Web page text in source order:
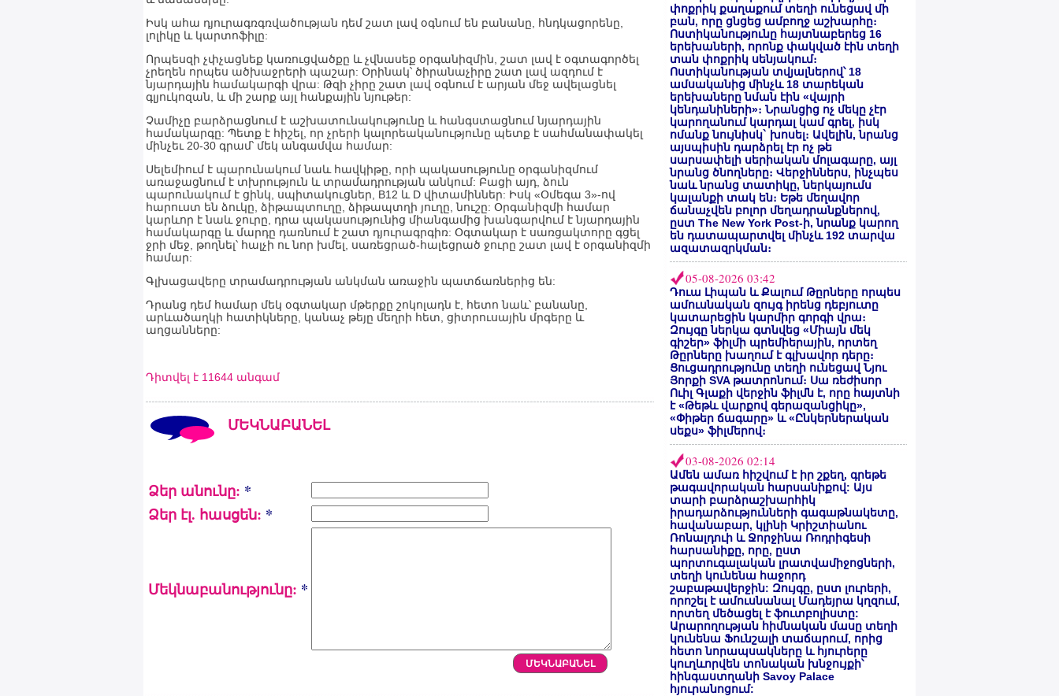
Իսկ ահա դյուրագռգռվածության դեմ շատ լավ օգնում են բանանը, հնդկացորենը,
լոլիկը և կարտոֆիլը:
Որպեսզի չփչացնեք կառուցվածքը և չվնասեք օրգանիզմին, շատ լավ է օգտագործել
չրեղեն որպես ածխաջրերի պաշար: Օրինակ՝ ծիրանաչիրը շատ լավ ազդում է
նյարդային համակարգի վրա: Թզի չիրը շատ լավ օգնում է արյան մեջ ավելացնել
գլյուկոզան, և մի շարք այլ հանքային նյութեր:
Չամիչը բարձրացնում է աշխատունակությունը և հանգստացնում նյարդային
համակարգը: Պետք է հիշել, որ չրերի կալորեականությունը պետք է սահմանափակել
մինչեւ 20-30 գրամ՝ մեկ անգամվա համար:
Սելեմիում է պարունակում նաև հավկիթը, որի պակասությունը օրգանիզմում
առաջացնում է տխրություն և տրամադրության անկում: Բացի այդ, ձուն
պարունակում է ցինկ, սպիտակուցներ, В12 և D վիտամիններ: Իսկ «Օմեգա 3»-ով
հարուստ են ձուկը, ձիթապտուղը, ձիթապտղի յուղը, նուշը: Օրգանիզմի համար
կարևոր է նաև ջուրը, դրա պակասությունից միանգամից խանգարվում է նյարդային
համակարգը և մարդը դառնում է շատ դյուրագրգիռ: Օգտակար է սառցակտորը գցել
ջրի մեջ, թողնել՝ հալչի ու նոր խմել, սառեցրած-հալեցրած ջուրը շատ լավ է օրգանիզմի
համար:
Գլխացավերը տրամադրության անկման առաջին պատճառներից են:
Դրանց դեմ համար մեկ օգտակար մթերքը շոկոլադն է, հետո նաև՝ բանանը,
արևածաղկի հատիկները, կանաչ թեյը մեղրի հետ, ցիտրուսային մրգերը և
աղցանները:
Դիտվել է 11644 անգամ
ՄԵԿՆԱԲԱՆԵԼ
Ձեր անունը: *
Ձեր էլ. հասցեն: *
Մեկնաբանությունը: *
փոքրիկ քաղաքում տեղի ունեցավ մի
բան, որը ցնցեց ամբողջ աշխարհը։
Ոստիկանությունը հայտնաբերեց 16
երեխաների, որոնք փակված էին տեղի
տան փոքրիկ սենյակում։
Ոստիկանության տվյալներով՝ 18
ամսականից մինչև 18 տարեկան
երեխաները նման էին «վայրի
կենդանիների»։ Նրանցից ոչ մեկը չէր
կարողանում կարդալ կամ գրել, իսկ
ոմանք նույնիսկ` խոսել։ Ավելին, նրանց
այսպիսին դարձրել էր ոչ թե
սարսափելի սերիական մոլագարը, այլ
նրանց ծնողները։ Վերջիններս, ինչպես
նաև նրանց տատիկը, ներկայումս
կալանքի տակ են։ Եթե մեղավոր
ճանաչվեն բոլոր մեղադրանքներով,
ըստ The New York Post-ի, նրանք կարող
են դատապարտվել մինչև 192 տարվա
ազատազրկման։
05-08-2026 03:42
Դուա Լիպան և Քալում Թըրները որպես
ամուսնական զույգ իրենց դեբյուտը
կատարեցին կարմիր գորգի վրա։
Զույգը ներկա գտնվեց «Միայն մեկ
գիշեր» ֆիլմի պրեմիերային, որտեղ
Թըրները խաղում է գլխավոր դերը։
Ցուցադրությունը տեղի ունեցավ Նյու
Յորքի SVA թատրոնում։ Սա ռեժիսոր
Ուիլ Գլաքի վերջին ֆիլմն է, որը հայտնի
է «Թեթև վարքով գերազանցիկը»,
«Փիթեր ճագարը» և «Ընկերներական
սեքս» ֆիլմերով։
03-08-2026 02:14
Ամեն ամառ հիշվում է իր շքեղ, գրեթե
թագավորական հարսանիքով: Այս
տարի բարձրաշխարհիկ
իրադարձությունների գագաթնակետը,
հավանաբար, կլինի Կրիշտիանու
Ռոնալդուի և Ջորջինա Ռոդրիգեսի
հարսանիքը, որը, ըստ
պորտուգալական լրատվամիջոցների,
տեղի կունենա հաջորդ
շաբաթավերջին: Զույգը, ըստ լուրերի,
որոշել է ամուսնանալ Մադեյրա կղզում,
որտեղ մեծացել է ֆուտբոլիստը:
Արարողության հիմնական մասը տեղի
կունենա Ֆունշալի տաճարում, որից
հետո նորապսակները և հյուրերը
կուղևորվեն տոնական խնջույքի՝
հինգաստղանի Savoy Palace
հյուրանոցում: